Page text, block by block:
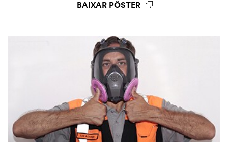
BAIXAR PÔSTER